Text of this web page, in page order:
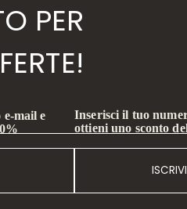
PER
mail e
Inserisci il tuo
ottieni uno sconto